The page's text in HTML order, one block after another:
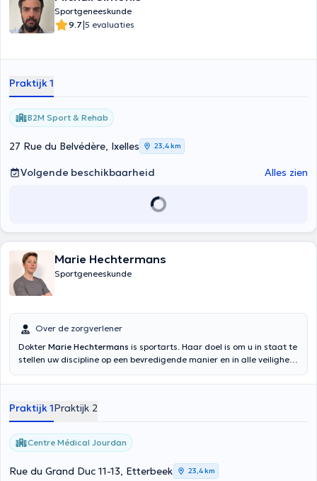
Sportgeneeskunde
9.7|5 evaluaties
Praktijk 1
B2M Sport & Rehab
27 Rue du Belvédère, Ixelles 23,4 km
Volgende beschikbaarheid Alles zien
Marie Hechtermans
Sportgeneeskunde
Over de zorgverlener
Dokter Marie Hechtermans is sportarts. Haar doel is om u in staat te
stellen uw discipline op een bevredigende manier en in alle veiligheid
blessures, maar ook preventief, voor de onderzoeken van niet-
een ​​fysieke activiteit te kunnen kiezen die het best voor u past. Ze
maakt eerstelijns echografie op kantoor. Ze heeft ook een
aanvullende opleiding gevolgd in onderwater- en hyperbare
geneeskunde en is uitgerust om rust- en stress-ECG's te oefenen,
het Jourdan Medisch Centrum en Uperform Etterbeek. Ze ontvangt
Praktijk 1Praktijk 2
Centre Médical Jourdan
Rue du Grand Duc 11-13, Etterbeek 23,4 km